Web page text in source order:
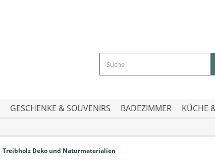
GESCHENKE & SOUVENIRS BADEZIMMER KÜCHE
Treibholz Deko und Naturmaterialien